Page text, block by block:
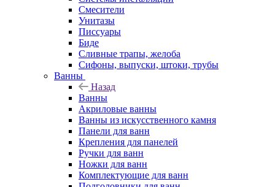
Смесители
Унитазы
Писсуары
Биде
Сливные трапы, желоба
Сифоны, выпуски, штоки, трубы
Ванны
Назад
Ванны
Акриловые ванны
Ванны из искусственного камня
Панели для ванн
Крепления для панелей
Ручки для ванн
Ножки для ванн
Комплектующие для ванн